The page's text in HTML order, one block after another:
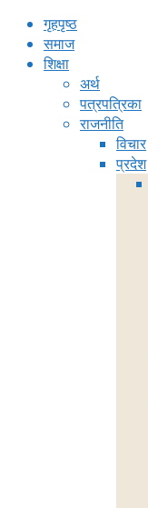
गृहपृष्ठ
समाज
शिक्षा
अर्थ
पत्रपत्रिका
राजनीति
विचार
प्रदेश